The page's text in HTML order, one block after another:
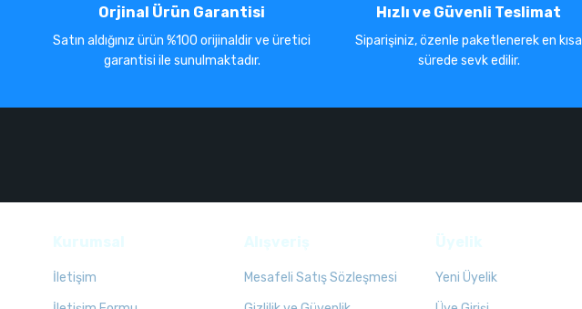
Orjinal Ürün Garantisi
Satın aldığınız ürün %100 orijinaldir ve üretici
garantisi ile sunulmaktadır.
Hızlı ve Güvenli Teslimat
Siparişiniz, özenle paketlenerek en kısa
sürede sevk edilir.
İletişim
Mesafeli Satış Sözleşmesi
Yeni Üyelik